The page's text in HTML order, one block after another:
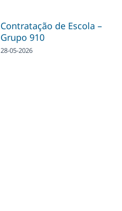
Contratação de Escola –
Grupo 910
28-05-2026